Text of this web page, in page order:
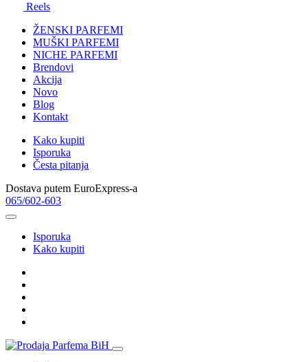
Reels
ŽENSKI PARFEMI
MUŠKI PARFEMI
NICHE PARFEMI
Brendovi
Akcija
Novo
Blog
Kontakt
Kako kupiti
Isporuka
Česta pitanja
Dostava putem EuroExpress-a
065/602-603
Isporuka
Kako kupiti